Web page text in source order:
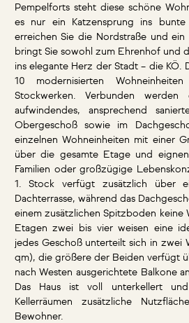
Pempelforts steht diese schöne
es nur ein Katzensprung ins
erreichen Sie die Nordstraße und ein
bringt Sie sowohl zum Ehrenhof und
ins elegante Herz der Stadt – die KÖ.
10 modernisierten
Stockwerken. Verbunden
aufwindendes, ansprechend
Obergeschoß sowie im
einzelnen Wohneinheiten mit einer
über die gesamte Etage und
Familien oder großzügige
1. Stock verfügt zusätzlich über
Dachterrasse, während das
einem zusätzlichen Spitzboden keine
Etagen zwei bis vier weisen eine
jedes Geschoß unterteilt sich in zwei
qm), die größere der Beiden verfügt
nach Westen ausgerichtete Balkone
Das Haus ist voll unterkellert
Kellerräumen zusätzliche
Bewohner.